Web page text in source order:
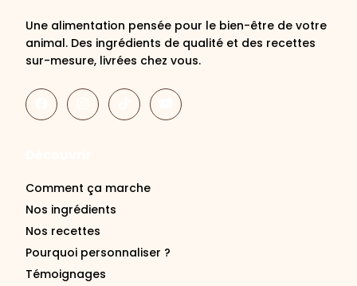
Une alimentation pensée pour le bien-être de votre
animal. Des ingrédients de qualité et des recettes
sur-mesure, livrées chez vous.
Comment ça marche
Nos ingrédients
Nos recettes
Pourquoi personnaliser ?
Témoignages